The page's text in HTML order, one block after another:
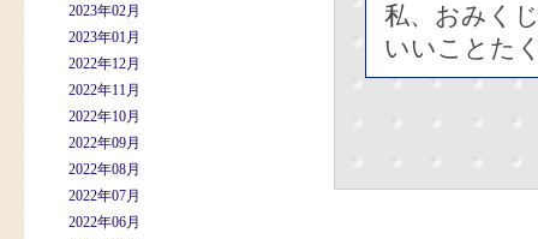
2023年02月
2023年01月
2022年12月
2022年11月
2022年10月
2022年09月
2022年08月
2022年07月
2022年06月
私、おみく
いいことた